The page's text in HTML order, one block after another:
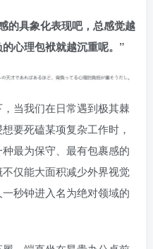
的具象化表现吧，总感觉越
心理包袱就越沉重呢。”
当我们在日常遇到极其棘
要死磕某项复杂工作时，
最为保守、最有包裹感的
仅能大面积减少外界视觉
秒钟进入名为绝对领域的